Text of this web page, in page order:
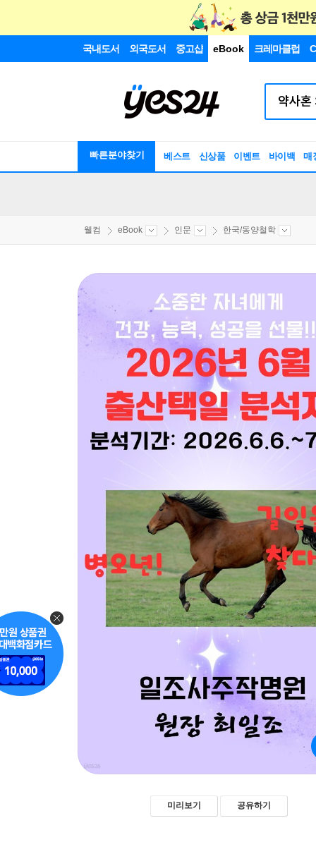
국내도서 외국도서 중고샵 eBook 크레마클럽
빠른분야찾기 베스트 신상품 이벤트 바이백 매
웰컴 eBook 인문 한국/동양철학
미리보기 공유하기